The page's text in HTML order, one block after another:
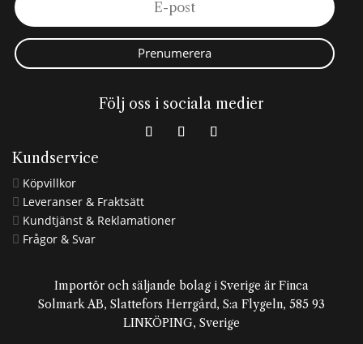
Prenumerera
Följ oss i sociala medier
Kundservice
 Köpvillkor
 Leveranser & Fraktsätt
 Kundtjänst & Reklamationer
 Frågor & Svar
Importör och säljande bolag i Sverige är Finca
Solmark AB, Slattefors Herrgård, S:a Flygeln, 585 93
LINKÖPING, Sverige